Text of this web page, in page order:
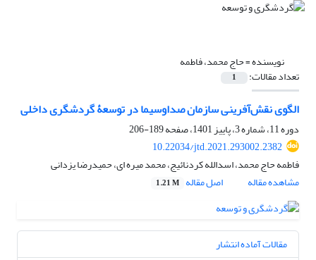
نویسنده =حاج محمد، فاطمه
تعداد مقالات: 1
الگوی نقش‌آفرینی سازمان صداوسیما در توسعۀ گردشگری داخلی
دوره 11، شماره 3، پاییز 1401، صفحه
189-206
10.22034/jtd.2021.293002.2382
فاطمه حاج محمد، اسدالله کردنائیج، محمد میره ای، حمیدرضا یزدانی
مشاهده مقاله
اصل مقاله 1.21 M
مقالات آماده انتشار